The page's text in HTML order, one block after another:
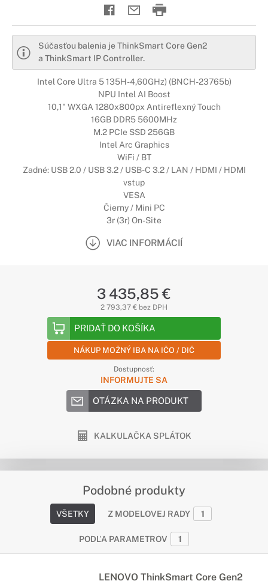
Súčasťou balenia je ThinkSmart Core Gen2
a ThinkSmart IP Controller.
Intel Core Ultra 5 135H-4,60GHz) (BNCH-23765b)
NPU Intel AI Boost
10,1" WXGA 1280x800px Antireflexný Touch
16GB DDR5 5600MHz
M.2 PCIe SSD 256GB
Intel Arc Graphics
WiFi / BT
Zadné: USB 2.0 / USB 3.2 / USB-C 3.2 / LAN / HDMI / HDMI
vstup
VESA
Čierny / Mini PC
3r (3r) On-Site
VIAC INFORMÁCIÍ
3 435,85 €
2 793,37 € bez DPH
PRIDAŤ DO KOŠÍKA
NÁKUP MOŽNÝ IBA NA IČO / DIČ
Dostupnosť:
INFORMUJTE SA
OTÁZKA NA PRODUKT
KALKULAČKA SPLÁTOK
Podobné produkty
VŠETKY Z MODELOVEJ RADY 1
PODĽA PARAMETROV 1
LENOVO ThinkSmart Core Gen2